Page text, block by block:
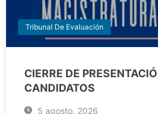
Tribunal De Evaluación
CIERRE DE
CANDIDATOS
5 agosto, 2026